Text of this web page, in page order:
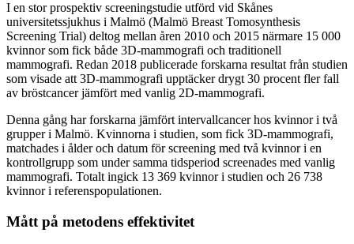
I en stor prospektiv screeningstudie utförd vid Skånes
universitetssjukhus i Malmö (Malmö Breast Tomosynthesis
Screening Trial) deltog mellan åren 2010 och 2015 närmare 15 000
kvinnor som fick både 3D‑mammografi och traditionell
mammografi. Redan 2018 publicerade forskarna resultat från studien
som visade att 3D‑mammografi upptäcker drygt 30 procent fler fall
av bröstcancer jämfört med vanlig 2D‑mammografi.
Denna gång har forskarna jämfört intervallcancer hos kvinnor i två
grupper i Malmö. Kvinnorna i studien, som fick 3D‑mammografi,
matchades i ålder och datum för screening med två kvinnor i en
kontrollgrupp som under samma tidsperiod screenades med vanlig
mammografi. Totalt ingick 13 369 kvinnor i studien och 26 738
kvinnor i referenspopulationen.
Mått på metodens effektivitet